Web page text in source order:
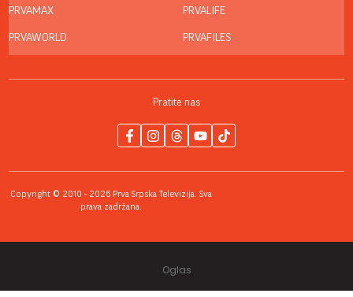
PRVAMAX
PRVAWORLD
PRVALIFE
PRVAFILES
Pratite nas
Copyright © 2010 - 2026 Prva Srpska Televizija. Sva
prava zadržana.